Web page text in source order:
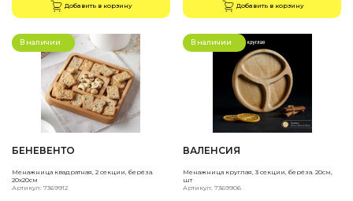
Добавить в корзину Добавить в корзину
В наличии
БЕНЕВЕНТО
Менажница квадратная, 2 секции, берёза.
20х20см
Артикул: 7369912
В наличии
ВАЛЕНСИЯ
Менажница круглая, 3 секции, берёза. 20см,
шт
Артикул: 7369906